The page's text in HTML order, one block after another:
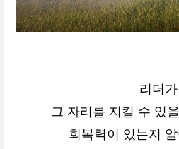
리더가
그 자리를 지킬 수 있
회복력이 있는지